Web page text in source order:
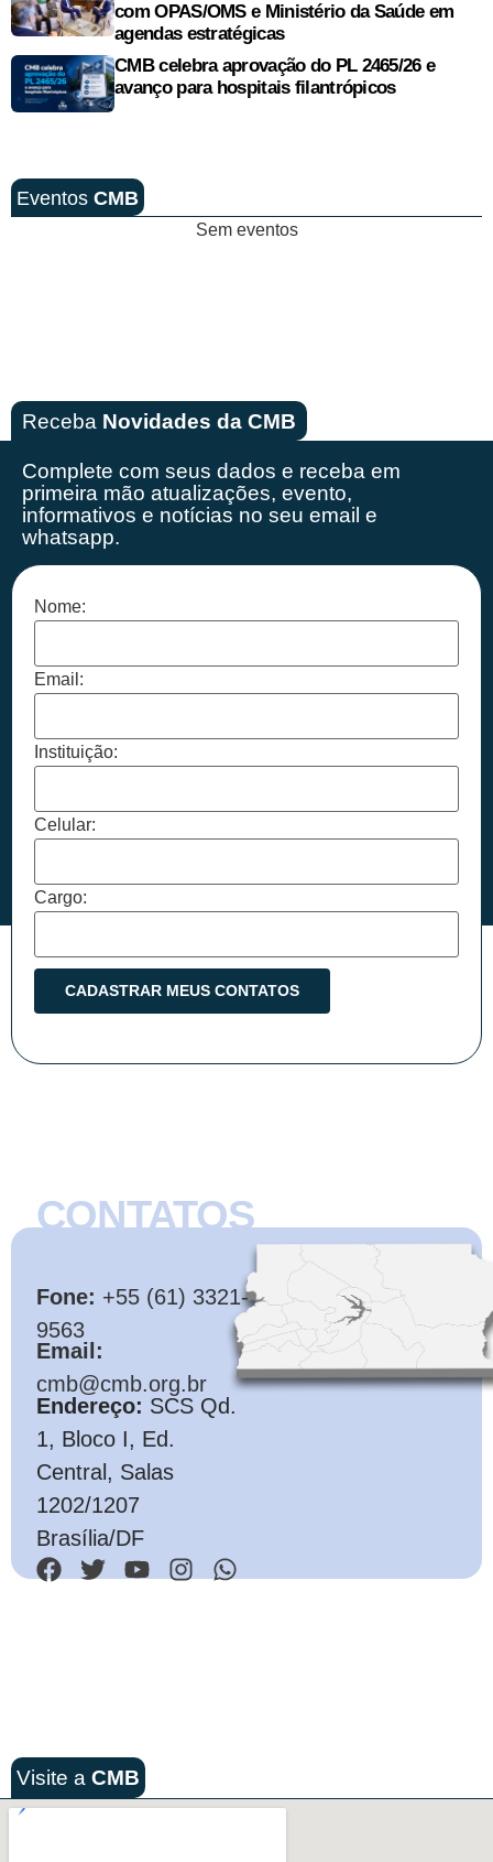
com OPAS/OMS e Ministério da Saúde em
agendas estratégicas
CMB celebra aprovação do PL 2465/26 e
avanço para hospitais filantrópicos
Eventos CMB
Sem eventos
Receba Novidades da CMB
Complete com seus dados e receba em
primeira mão atualizações, evento,
informativos e notícias no seu email e
whatsapp.
Nome:
Email:
Instituição:
Celular:
Cargo:
CONTATOS
Fone: +55 (61) 3321-
9563
Email:
cmb@cmb.org.br
Endereço: SCS Qd.
1, Bloco I, Ed.
Central, Salas
1202/1207
Brasília/DF
Visite a CMB